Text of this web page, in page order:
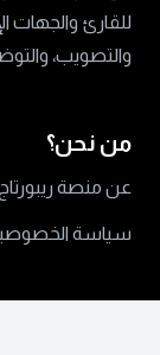
للقارئ والجهات
والتصويب،
من نحن؟
عن منصة ريبورتاج
سياسة